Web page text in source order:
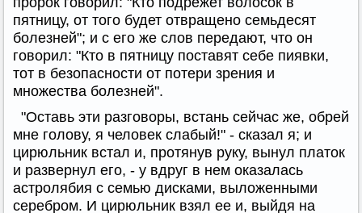
пятницу, от того будет отвращено семьдесят
болезней"; и с его же слов передают, что он
говорил: "Кто в пятницу поставят себе пиявки,
тот в безопасности от потери зрения и
множества болезней".
"Оставь эти разговоры, встань сейчас же, обрей
мне голову, я человек слабый!" - сказал я; и
цирюльник встал и, протянув руку, вынул платок
и развернул его, - у вдруг в нем оказалась
астролябия с семью дисками, выложенными
серебром. И цирюльник взял ее и, выйдя на